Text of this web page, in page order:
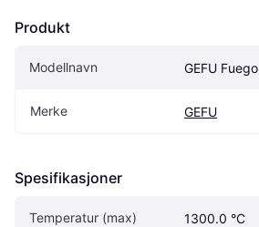
Produkt
Modellnavn GEFU Fuego
Merke GEFU
Spesifikasjoner
Temperatur (max) 1300.0 °C